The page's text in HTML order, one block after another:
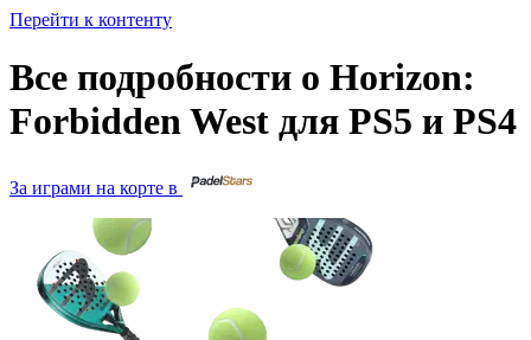
Перейти к контенту
Все подробности о Horizon:
Forbidden West для PS5 и PS4
За играми на корте в